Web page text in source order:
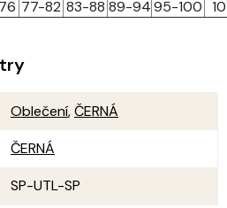
77-82 83-88 89-9495-100
Oblečení,ČERNÁ
ČERNÁ
SP-UTL-SP